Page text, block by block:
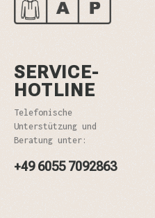
SERVICE-
HOTLINE
Telefonische
Unterstützung und
Beratung unter:
+49 6055 7092863